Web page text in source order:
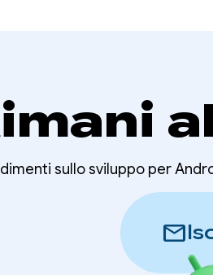
sullo sviluppo per
mail